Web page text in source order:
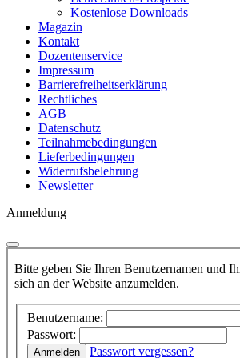
Kostenlose Downloads
Magazin
Kontakt
Dozentenservice
Impressum
Barrierefreiheitserklärung
Rechtliches
AGB
Datenschutz
Teilnahmebedingungen
Lieferbedingungen
Widerrufsbelehrung
Newsletter
Anmeldung